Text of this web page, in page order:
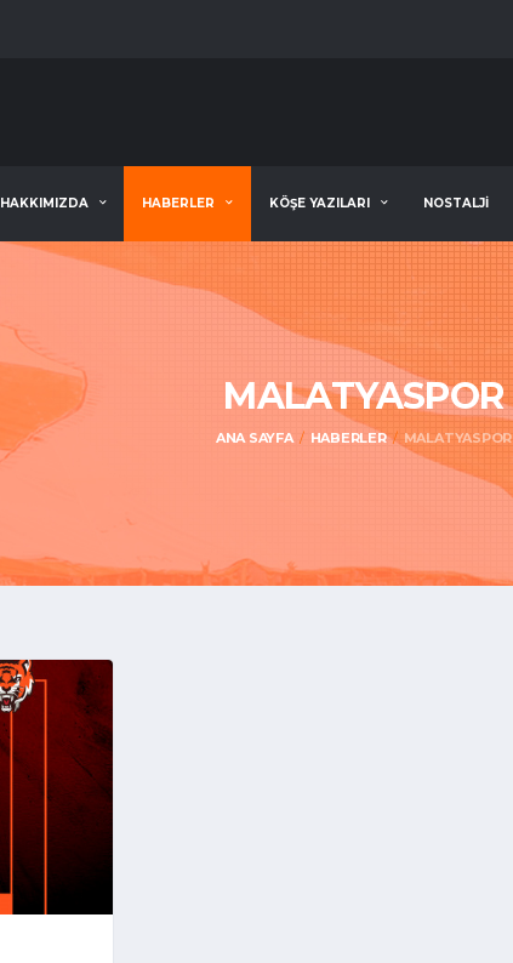
HAKKIMIZDA HABERLER KÖŞE YAZILARI NOSTALJİ
MALATYASPOR
ANA SAYFA HABERLER MALATYASPOR